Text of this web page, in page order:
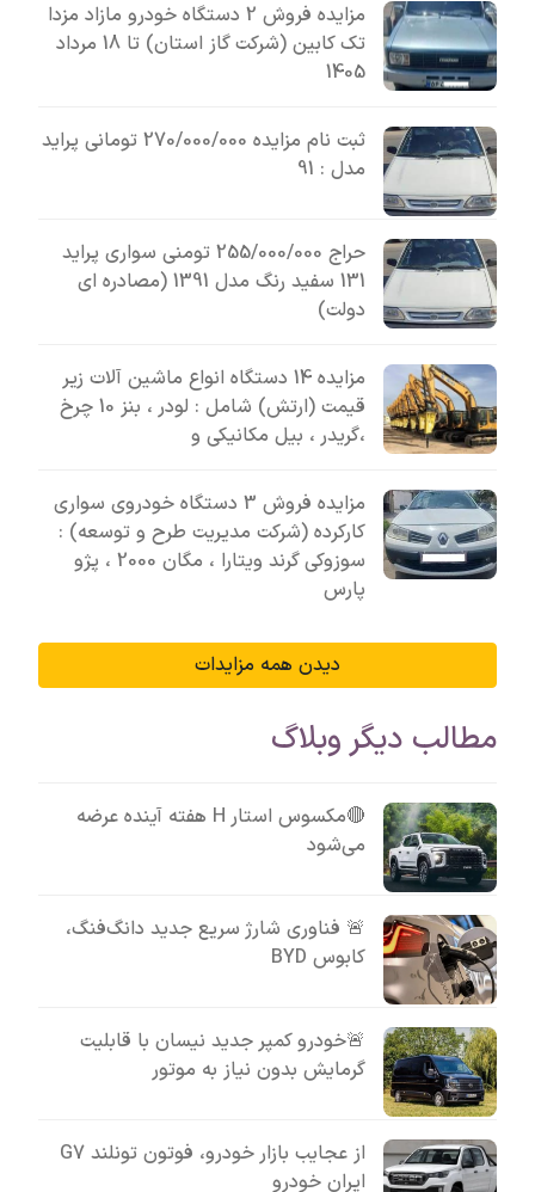
مزایده فروش 2 دستگاه خودرو مازاد مزدا
تک کابین (شرکت گاز استان) تا 18 مرداد
1405
ثبت نام مزایده 270/000/000 تومانی پراید
مدل : 91
حراج 255/000/000 تومنی سواری پراید
131 سفید رنگ مدل 1391 (مصادره ای
دولت)
مزایده 14 دستگاه انواع ماشین آلات زیر
قیمت (ارتش) شامل : لودر ، بنز 10 چرخ
،گریدر ، بیل مکانیکی و
مزایده فروش 3 دستگاه خودروی سواری
کارکرده (شرکت مدیریت طرح و توسعه) :
سوزوکی گرند ویتارا ، مگان 2000 ، پژو
پارس
دیدن همه مزایدات
مطالب دیگر وبلاگ
🔴مکسوس استار H هفته آینده عرضه
می‌شود
🚨 فناوری شارژ سریع جدید دانگ‌فنگ،
کابوس BYD
🚨خودرو کمپر جدید نیسان با قابلیت
گرمایش بدون نیاز به موتور
از عجایب بازار خودرو، فوتون تونلند G7
ایران خودرو